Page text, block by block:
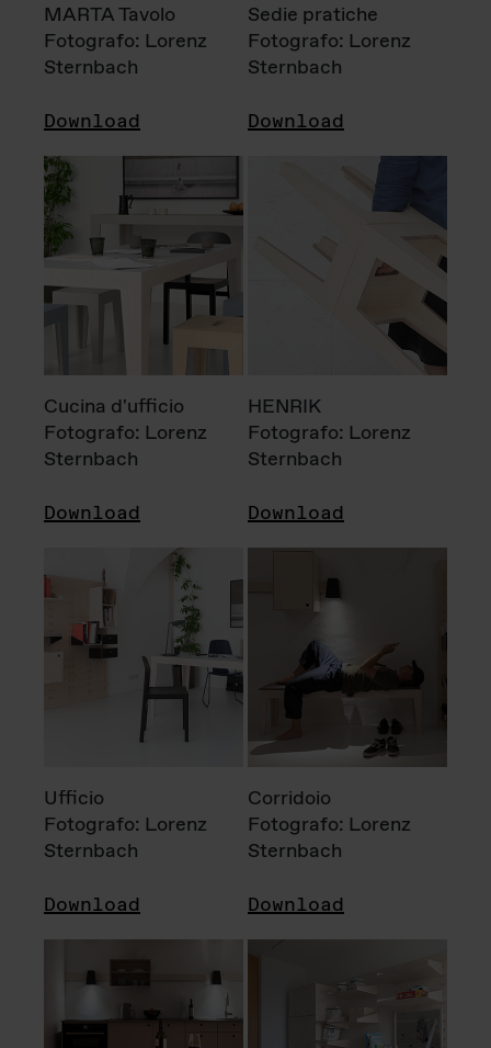
MARTA Tavolo
Fotografo: Lorenz
Sternbach
Download
Sedie pratiche
Fotografo: Lorenz
Sternbach
Download
Cucina d'ufficio
Fotografo: Lorenz
Sternbach
Download
HENRIK
Fotografo: Lorenz
Sternbach
Download
Ufficio
Fotografo: Lorenz
Sternbach
Download
Corridoio
Fotografo: Lorenz
Sternbach
Download